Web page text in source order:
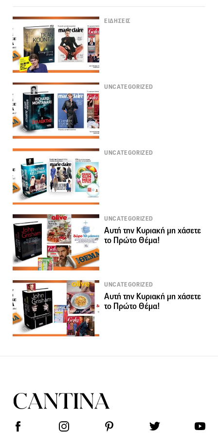
ΕΙΔΗΣΕΙΣ
UNCATEGORIZED
UNCATEGORIZED
UNCATEGORIZED
Αυτή την Κυριακή μη χάσετε
το Πρώτο Θέμα!
UNCATEGORIZED
Αυτή την Κυριακή μη χάσετε
το Πρώτο Θέμα!